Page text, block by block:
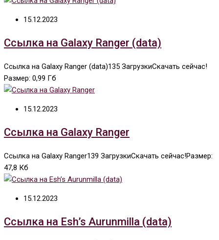
15.12.2023
Ссылка на Galaxy Ranger (data)
Ссылка на Galaxy Ranger (data)135 ЗагрузкиСкачать сейчас!
Размер: 0,99 Гб
15.12.2023
Ссылка на Galaxy Ranger
Ссылка на Galaxy Ranger139 ЗагрузкиСкачать сейчас!Размер:
47,8 Кб
15.12.2023
Ссылка на Esh’s Aurunmilla (data)